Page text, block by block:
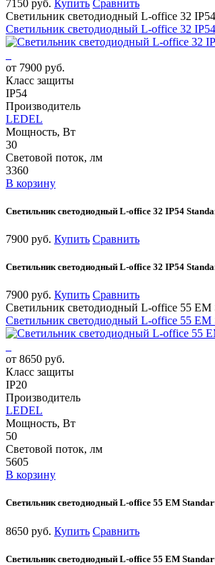
7150 руб. Купить Сравнить
Светильник светодиодный L-office 32
Светильник светодиодный L-office 32
от 7900 руб.
Класс защиты
IP54
Производитель
LEDEL
Мощность, Вт
30
Световой поток, лм
3360
В корзину
Светильник светодиодный L-office 32 IP54
7900 руб. Купить Сравнить
Светильник светодиодный L-office 32 IP54
7900 руб. Купить Сравнить
Светильник светодиодный L-office 55 EM
Светильник светодиодный L-office 55 EM
от 8650 руб.
Класс защиты
IP20
Производитель
LEDEL
Мощность, Вт
50
Световой поток, лм
5605
В корзину
Светильник светодиодный L-office 55 EM
8650 руб. Купить Сравнить
Светильник светодиодный L-office 55 EM